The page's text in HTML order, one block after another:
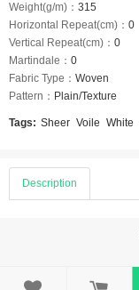
Weight(g/m)： 315
Horizontal Repeat(cm)： 0
Vertical Repeat(cm)： 0
Martindale： 0
Fabric Type： Woven
Pattern： Plain/Texture
Tags: Sheer Voile White
Description